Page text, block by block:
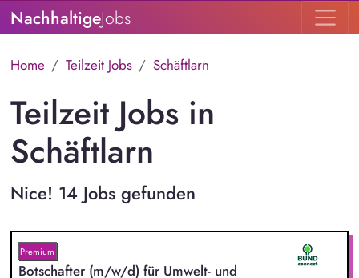
NachhaltigeJobs
Home Teilzeit Jobs Schäftlarn
Teilzeit Jobs in
Schäftlarn
Nice! 14 Jobs gefunden
Premium
Botschafter (m/w/d) für Umwelt- und